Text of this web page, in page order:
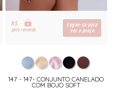
R$
para revenda
Logue-se para
ver o preço
147 - 147- CONJUNTO CANELADO
COM BOJO SOFT